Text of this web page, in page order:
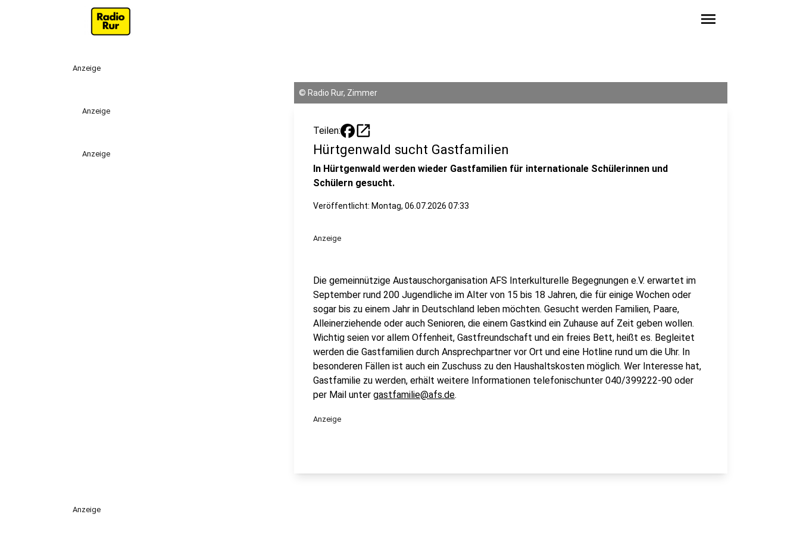
menu
Anzeige
Anzeige
Anzeige
© Radio Rur, Zimmer
Teilen: open_in_new
Hürtgenwald sucht Gastfamilien
In Hürtgenwald werden wieder Gastfamilien für internationale Schülerinnen und
Schülern gesucht.
Veröffentlicht: Montag, 06.07.2026 07:33
Anzeige
Die gemeinnützige Austauschorganisation AFS Interkulturelle Begegnungen e.V. erwartet im
September rund 200 Jugendliche im Alter von 15 bis 18 Jahren, die für einige Wochen oder
sogar bis zu einem Jahr in Deutschland leben möchten. Gesucht werden Familien, Paare,
Alleinerziehende oder auch Senioren, die einem Gastkind ein Zuhause auf Zeit geben wollen.
Wichtig seien vor allem Offenheit, Gastfreundschaft und ein freies Bett, heißt es. Begleitet
werden die Gastfamilien durch Ansprechpartner vor Ort und eine Hotline rund um die Uhr. In
besonderen Fällen ist auch ein Zuschuss zu den Haushaltskosten möglich. Wer Interesse hat,
Gastfamilie zu werden, erhält weitere Informationen telefonischunter 040/399222-90 oder
per Mail unter gastfamilie@afs.de.
Anzeige
Anzeige